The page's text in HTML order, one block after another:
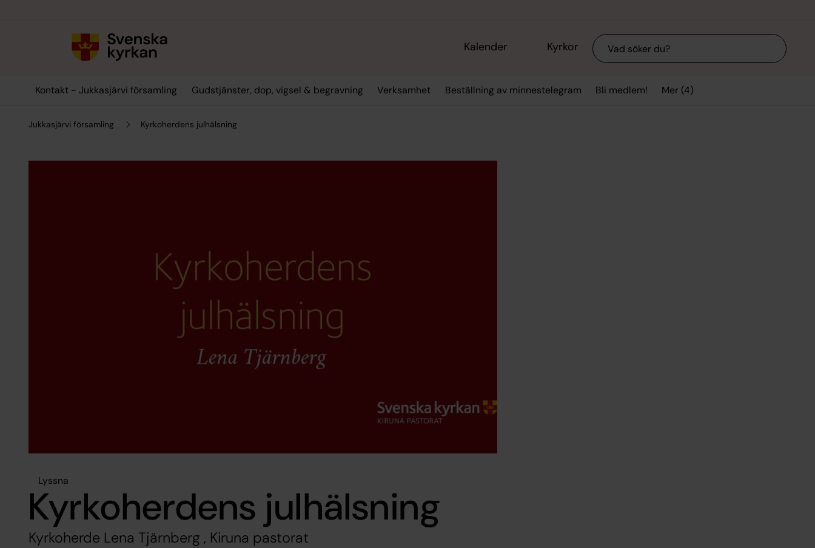
Kalender Kyrkor Sök
Kontakt - Jukkasjärvi församling Gudstjänster, dop, vigsel & begravning Verksamhet Beställning av minnestelegram Bli medlem! Mer (4)
Jukkasjärvi församling Kyrkoherdens julhälsning
Lyssna
Kyrkoherdens julhälsning
Kyrkoherde Lena Tjärnberg , Kiruna pastorat